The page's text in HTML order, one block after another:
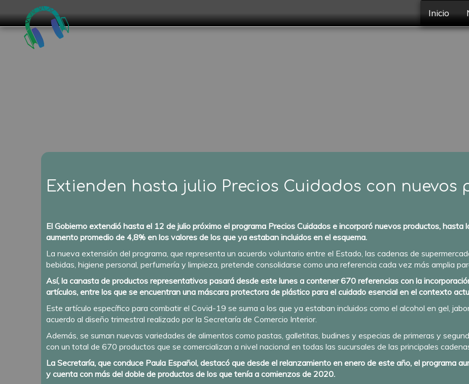
Inicio
Extienden hasta julio Precios Cuidados con nuevos
El Gobierno extendió hasta el 12 de julio próximo el programa Precios Cuidados e incorporó nuevos productos,
aumento promedio de 4,8% en los valores de los que ya estaban incluidos en el esquema.
La nueva extensión del programa, que representa un acuerdo voluntario entre el Estado, las cadenas de
bebidas, higiene personal, perfumería y limpieza, pretende consolidarse como una referencia cada vez más amplia
Así, la canasta de productos representativos pasará desde este lunes a contener 670 referencias con la
artículos, entre los que se encuentran una máscara protectora de plástico para el cuidado esencial en el contexto
Este artículo específico para combatir el Covid-19 se suma a los que ya estaban incluidos como el alcohol en gel,
acuerdo al diseño trimestral realizado por la Secretaría de Comercio Interior.
Además, se suman nuevas variedades de alimentos como pastas, galletitas, budines y especias de primeras y
con un total de 670 productos que se comercializan a nivel nacional en todas las sucursales de las principales
La Secretaría, que conduce Paula Español, destacó que desde el relanzamiento en enero de este año, el programa
y cuenta con más del doble de productos de los que tenía a comienzos de 2020.